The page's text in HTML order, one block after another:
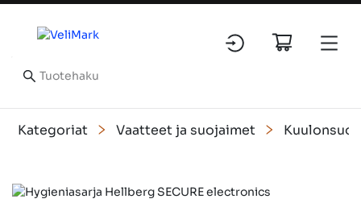
Kategoriat Vaatteet ja suojaimet
Slide 1 of 1